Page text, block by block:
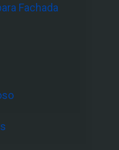
Fachada